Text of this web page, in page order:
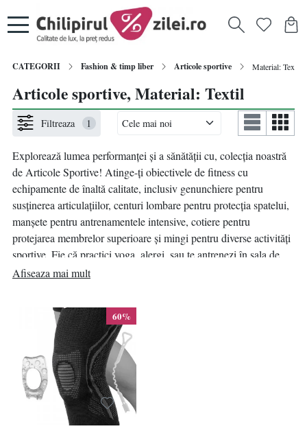
CATEGORII Fashion & timp liber Articole sportive Material: Textil
Articole sportive, Material: Textil
Filtreaza 1
Explorează lumea performanței și a sănătății cu, colecția noastră
de Articole Sportive! Atinge-ți obiectivele de fitness cu
echipamente de înaltă calitate, inclusiv genunchiere pentru
susținerea articulațiilor, centuri lombare pentru protecția spatelui,
manșete pentru antrenamentele intensive, cotiere pentru
protejarea membrelor superioare și mingi pentru diverse activități
sportive. Fie că practici yoga, alergi, sau te antrenezi în sala de
fitness, aceste accesorii esențiale îți oferă suportul și confortul
îmbunătăți antrenamentele și a-ți menține sănătatea în timp ce te
bucuri de activitățile sportive preferate.
Afiseaza mai mult
60%